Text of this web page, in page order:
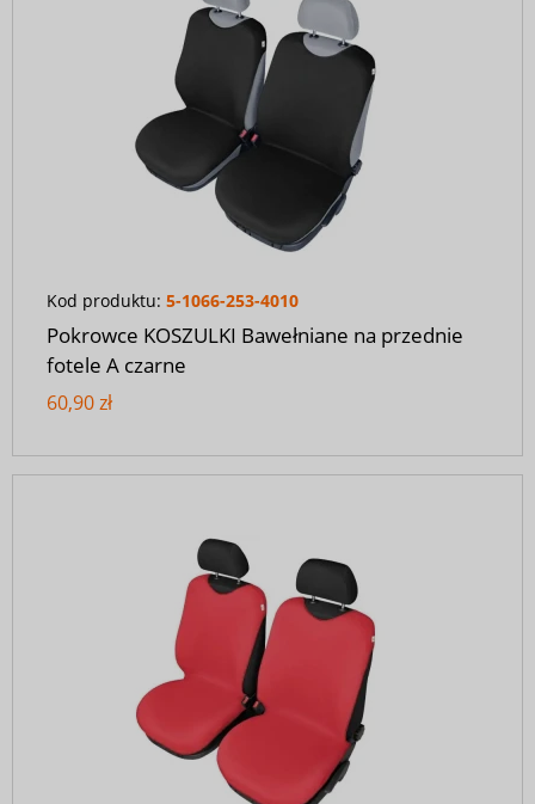
Kod produktu: 5-1066-253-4010
Pokrowce KOSZULKI Bawełniane na przednie
fotele A czarne
60,90 zł